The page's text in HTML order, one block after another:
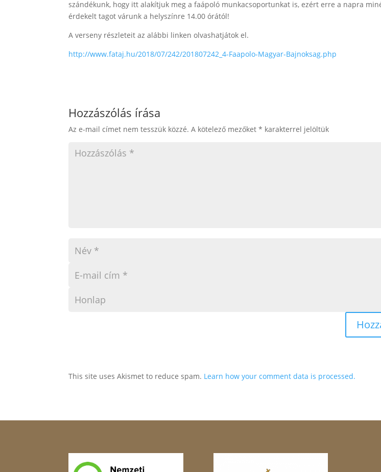
szándékunk, hogy itt alakítjuk meg a faápoló munkacsoportunkat is, ezért erre a napra
érdekelt tagot várunk a helyszínre 14.00 órától!
A verseny részleteit az alábbi linken olvashatjátok el.
http://www.fataj.hu/2018/07/242/201807242_4-Faapolo-Magyar-Bajnoksag.php
Hozzászólás írása
Az e-mail címet nem tesszük közzé. A kötelező mezőket* karakterrel jelöltük
This site uses Akismet to reduce spam. Learn how your comment data is processed.